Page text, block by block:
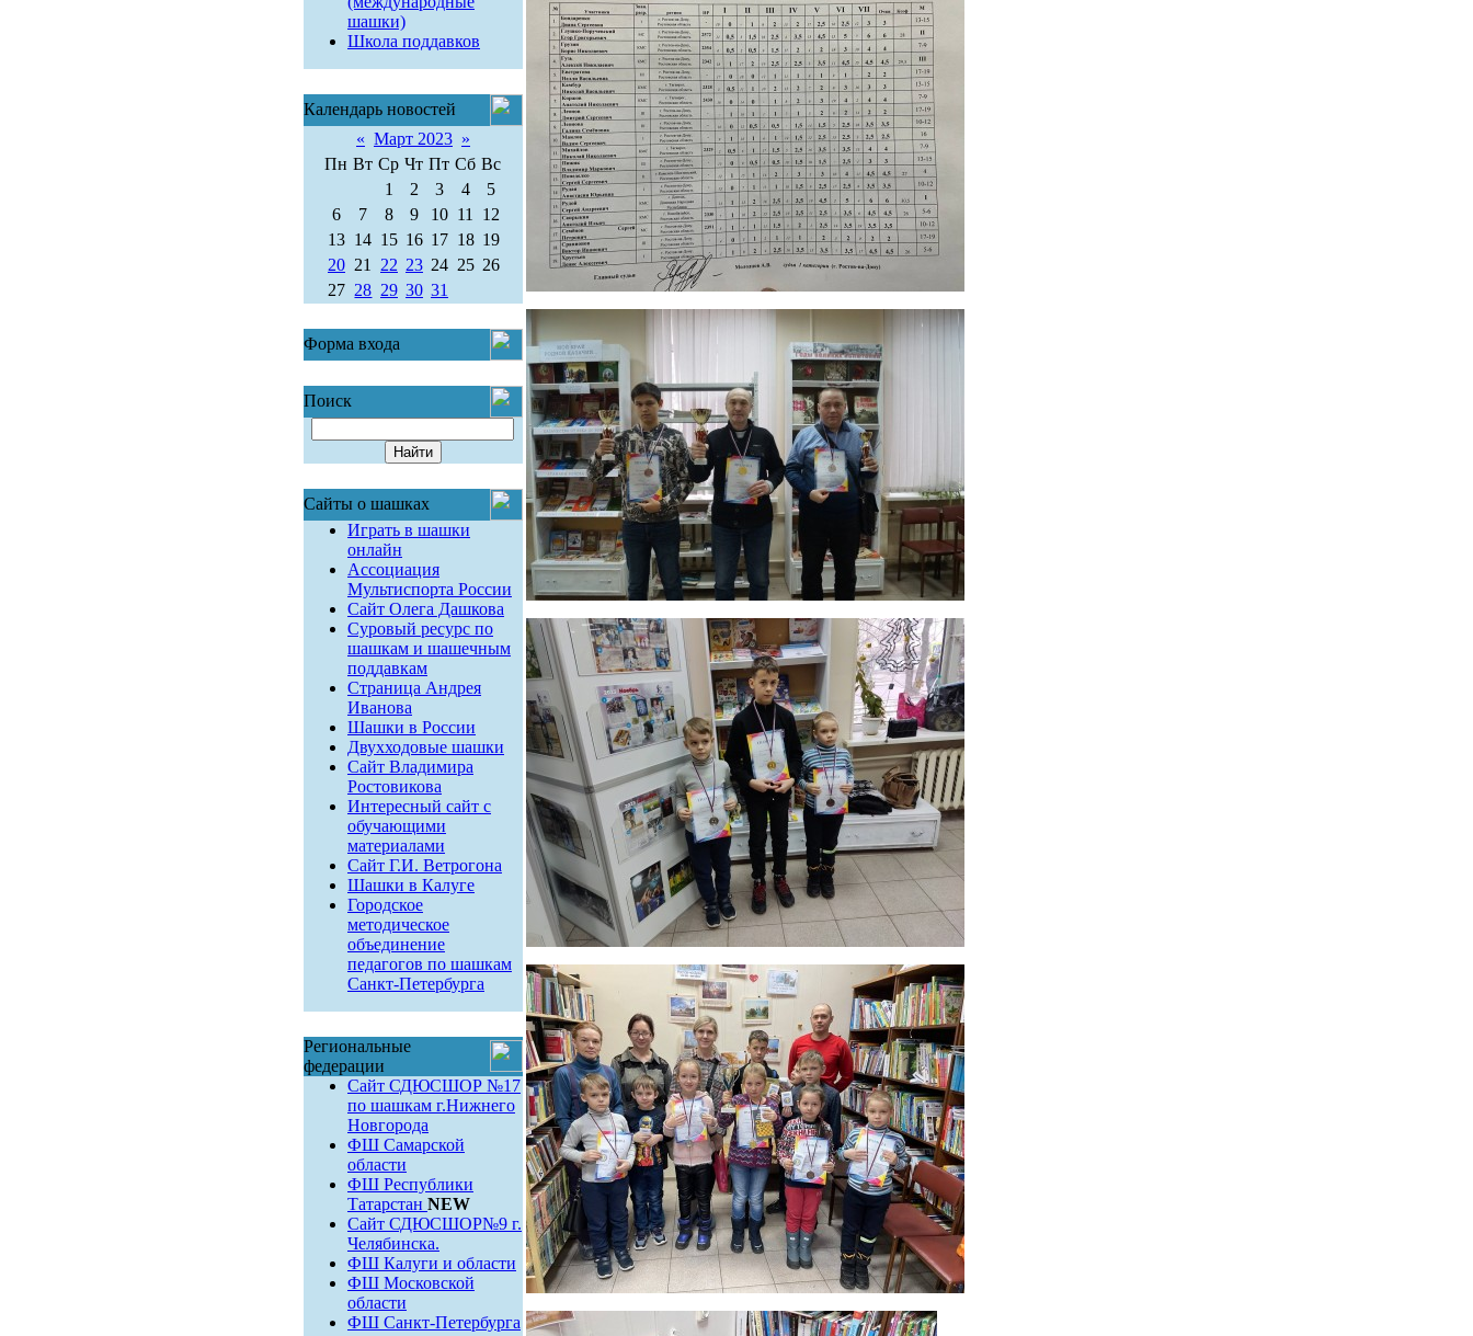
шашки)
Школа поддавков
Календарь новостей
« Март 2023 »
Пн Вт Ср Чт Пт Сб Вс
1
2 3 4
5
6
7 8 9 10 11
12
13 14 15 16 17 18 19
20 21 22 23 24 25 26
27 28 29 30 31
Форма входа
Поиск
Сайты о шашках
Играть в шашки
онлайн
Ассоциация
Мультиспорта России
Сайт Олега Дашкова
Суровый ресурс по
шашкам и шашечным
поддавкам
Страница Андрея
Иванова
Шашки в России
Двухходовые шашки
Сайт Владимира
Ростовикова
Интересный сайт с
обучающими
материалами
Сайт Г.И. Ветрогона
Шашки в Калуге
Городское
методическое
объединение
педагогов по шашкам
Санкт-Петербурга
Региональные
федерации
Сайт СДЮСШОР №17
по шашкам г.Нижнего
Новгорода
ФШ Самарской
области
ФШ Республики
Татарстан NEW
Сайт СДЮСШОР№9 г.
Челябинска.
ФШ Калуги и области
ФШ Московской
области
ФШ Санкт-Петербурга